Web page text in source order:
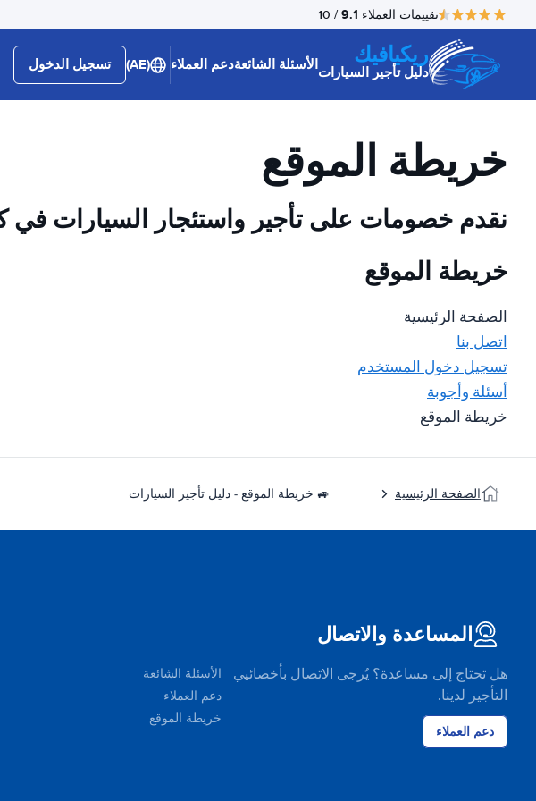
تقييمات العملاء 9.1
/ 10
ريكيافيك
دليل تأجير السياراتالأسئلة الشائعةدعم العملاء (AE) تسجيل الدخول
خريطة الموقع
نقدم خصومات على تأجير واستئجار السيارات في
خريطة الموقع
الصفحة الرئيسية
اتصل بنا
تسجيل دخول المستخدم
أسئلة وأجوبة
خريطة الموقع
الصفحة الرئيسية 🚙 خريطة الموقع - دليل تأجير السيارات
المساعدة والاتصال
هل تحتاج إلى مساعدة؟ يُرجى الاتصال بأخصائيي
التأجير لدينا.
دعم العملاء
الأسئلة الشائعة
دعم العملاء
خريطة الموقع